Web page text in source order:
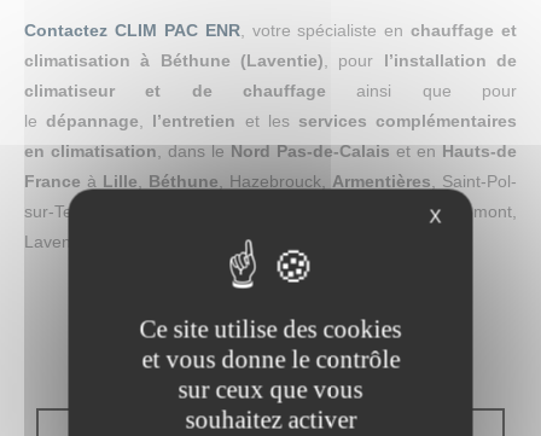
Contactez CLIM PAC ENR, votre spécialiste enchauffage et
climatisation à Béthune (Laventie) , pour l’installation de
climatiseur et de chauffage ainsi que pour
ledépannage l’entretien et les services complémentaires
en climatisation, dans leNord Pas-de-Calaiset enHauts-de
France à Lille Béthune , Hazebrouck, Armentières , Saint-Pol-
sur-Ternoise, Saint-Omer, Arras, Lens, Calais, Deulemont,
Laventie, Comines, Halluin et leurs environs.
DEVIS GRATUIT !
ACTUALITÉS
X
Ce site utilise des cookies
et vous donne le contrôle
sur ceux que vous
souhaitez activer